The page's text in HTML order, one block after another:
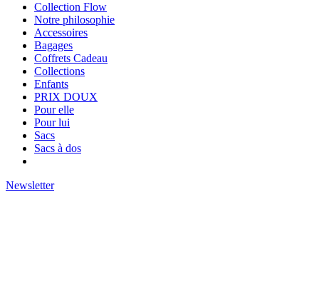
Collection Flow
Notre philosophie
Accessoires
Bagages
Coffrets Cadeau
Collections
Enfants
PRIX DOUX
Pour elle
Pour lui
Sacs
Sacs à dos
Newsletter